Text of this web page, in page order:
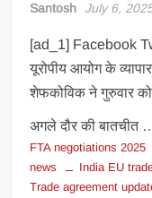
Santosh July 6,
[ad_1] Facebook
यूरोपीय आयोग के
शेफकोविक ने गुरुवार को
अगले दौर की बातचीत
FTA negotiations 2025
news
India EU
Trade agreement